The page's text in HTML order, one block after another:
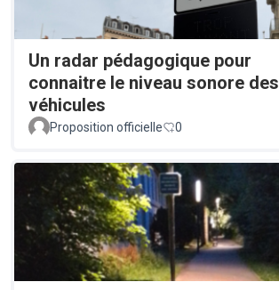
Un radar pédagogique pour
connaitre le niveau sonore des
véhicules
Proposition officielle 0